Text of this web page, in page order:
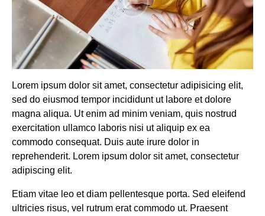
Lorem ipsum dolor sit amet, consectetur adipisicing elit,
sed do eiusmod tempor incididunt ut labore et dolore
magna aliqua. Ut enim ad minim veniam, quis nostrud
exercitation ullamco laboris nisi ut aliquip ex ea
commodo consequat. Duis aute irure dolor in
reprehenderit. Lorem ipsum dolor sit amet, consectetur
adipiscing elit.
Etiam vitae leo et diam pellentesque porta. Sed eleifend
ultricies risus, vel rutrum erat commodo ut. Praesent